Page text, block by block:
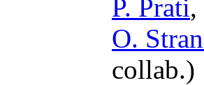
P. Prati,
O.
collab.)